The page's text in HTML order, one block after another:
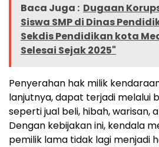
Baca Juga : Dugaan
Siswa SMP di Dinas
Sekdis Pendidikan kota
Selesai Sejak 2025"
Penyerahan hak milik
lanjutnya, dapat terjadi melalui
seperti jual beli, hibah, warisan,
Dengan kebijakan ini, kendala
pemilik lama tidak lagi menjadi